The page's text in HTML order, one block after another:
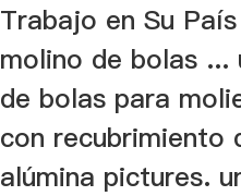
Trabajo en Su
molino de bolas ...
de bolas para
con recubrimiento
alúmina pictures.